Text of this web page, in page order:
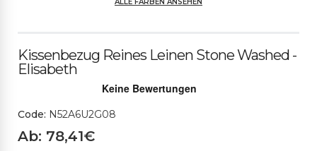
ALLE FARBEN ANSEHEN
Kissenbezug Reines Leinen Stone Washed -
Elisabeth
Code: N52A6U2G08
Ab: 78,41€